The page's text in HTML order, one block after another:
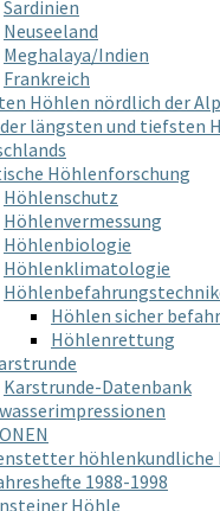
Sardinien
Neuseeland
Meghalaya/Indien
Frankreich
Höhlen nördlich der
längsten und tiefsten
Höhlenforschung
Höhlenschutz
Höhlenvermessung
Höhlenbiologie
Höhlenklimatologie
Höhlen sicher
Höhlenrettung
Karstrunde-Datenbank
höhlenkundliche
1988-1998
Höhle